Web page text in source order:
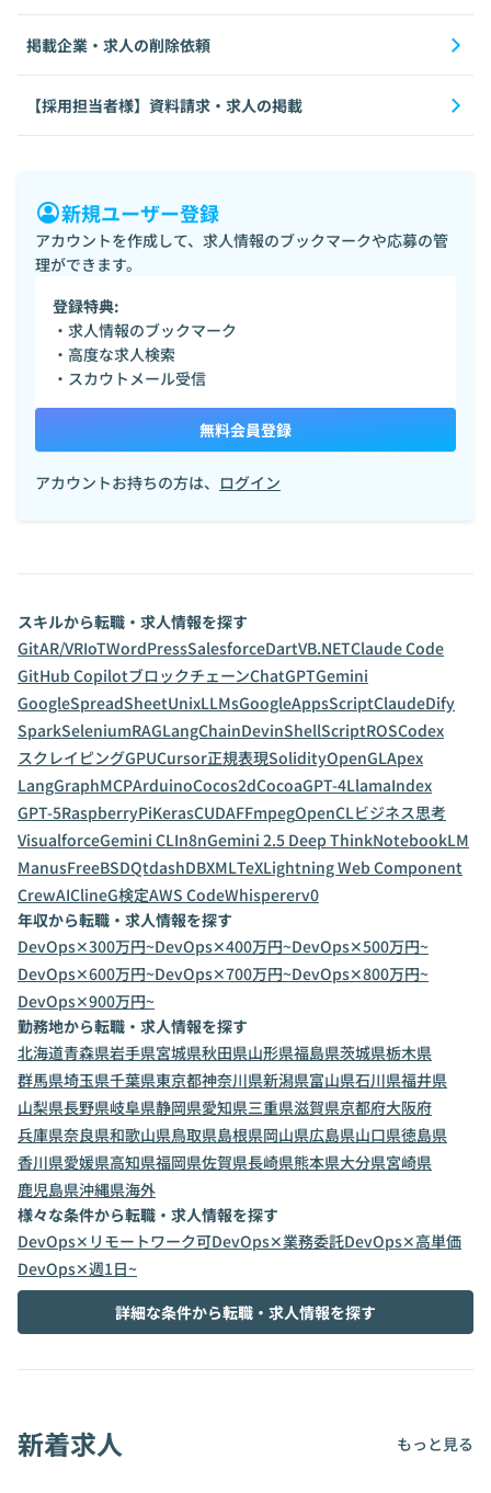
掲載企業・求人の削除依頼
【採用担当者様】資料請求・求人の掲載
新規ユーザー登録
アカウントを作成して、求人情報のブックマークや応募の管
理ができます。
登録特典:
・求人情報のブックマーク
・高度な求人検索
・スカウトメール受信
無料会員登録
アカウントお持ちの方は、 ログイン
スキルから転職・求人情報を探す
GitAR/VRIoTWordPressSalesforceDartVB.NETClaude Code
GitHub CopilotブロックチェーンChatGPTGemini
GoogleSpreadSheetUnixLLMsGoogleAppsScriptClaudeDify
SparkSeleniumRAGLangChainDevinShellScriptROSCodex
スクレイピングGPUCursor正規表現SolidityOpenGLApex
LangGraphMCPArduinoCocos2dCocoaGPT-4LlamaIndex
GPT-5RaspberryPiKerasCUDAFFmpegOpenCLビジネス思考
VisualforceGemini CLIn8nGemini 2.5 Deep ThinkNotebookLM
ManusFreeBSDQtdashDBXMLTeXLightning Web Component
CrewAIClineG検定AWS CodeWhispererv0
年収から転職・求人情報を探す
DevOps✕300万円~DevOps✕400万円~DevOps✕500万円~
DevOps✕600万円~DevOps✕700万円~DevOps✕800万円~
DevOps✕900万円~
勤務地から転職・求人情報を探す
北海道青森県岩手県宮城県秋田県山形県福島県茨城県栃木県
群馬県埼玉県千葉県東京都神奈川県新潟県富山県石川県福井県
山梨県長野県岐阜県静岡県愛知県三重県滋賀県京都府大阪府
兵庫県奈良県和歌山県鳥取県島根県岡山県広島県山口県徳島県
香川県愛媛県高知県福岡県佐賀県長崎県熊本県大分県宮崎県
鹿児島県沖縄県海外
様々な条件から転職・求人情報を探す
DevOps✕リモートワーク可DevOps✕業務委託DevOps✕高単価
DevOps✕週1日~
詳細な条件から転職・求人情報を探す
新着求人 もっと見る